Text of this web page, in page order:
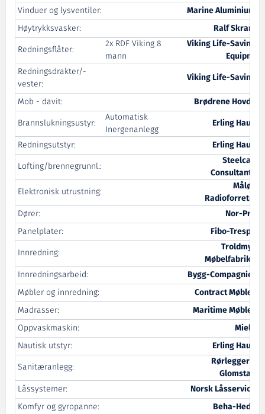
Vinduer og lysventiler:
Marine Aluminium
Høytrykksvasker:
Ralf Skram
Redningsflåter:
2x RDF Viking 8
mann
Viking Life-Saving
Equipm.
Redningsdrakter/-
vester:
Viking Life-Saving
Mob - davit:
Brødrene Hovde
Brannslukningsustyr:
Automatisk
Inergenanlegg
Erling Haug
Redningsutstyr:
Erling Haug
Lofting/brennegrunnl.:
Steelcad
Consultants
Elektronisk utrustning:
Måløy
Radioforretn.
Dører:
Nor-Pro
Panelplater:
Fibo-Trespo
Innredning:
Troldmyr
Møbelfabrikk
Innredningsarbeid:
Bygg-Compagniet
Møbler og innredning:
Contract Møbler
Madrasser:
Maritime Møbler
Oppvaskmaskin:
Miele
Nautisk utstyr:
Erling Haug
Sanitæranlegg:
Rørlegger L
Glomstad
Låssystemer:
Norsk Låsservice
Komfyr og gyropanne:
Beha-Hedo